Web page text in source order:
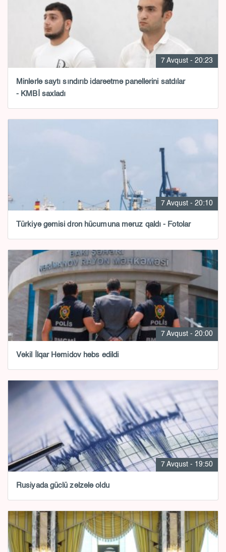
7 Avqust - 20:23
Minlərlə saytı sındırıb idarəetmə panellərini satdılar
- KMBİ saxladı
7 Avqust - 20:10
Türkiyə gəmisi dron hücumuna məruz qaldı - Fotolar
7 Avqust - 20:00
Vəkil İlqar Həmidov həbs edildi
7 Avqust - 19:50
Rusiyada güclü zəlzələ oldu